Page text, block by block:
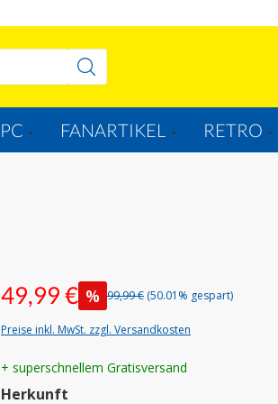
PC FANARTIKEL RETRO
49,99 € % 99,99 € (50.01% gespart)
Preise inkl. MwSt. zzgl. Versandkosten
+ superschnellem Gratisversand
Herkunft